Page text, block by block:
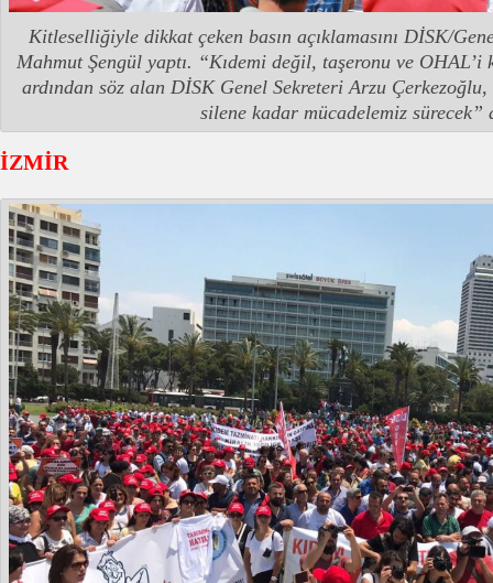
Kitleselliğiyle dikkat çeken basın açıklamasını DİSK/
Mahmut Şengül yaptı. “Kıdemi değil, taşeronu ve OHAL’i
ardından söz alan DİSK Genel Sekreteri Arzu
silene kadar mücadelemiz sürecek”
İZMİR